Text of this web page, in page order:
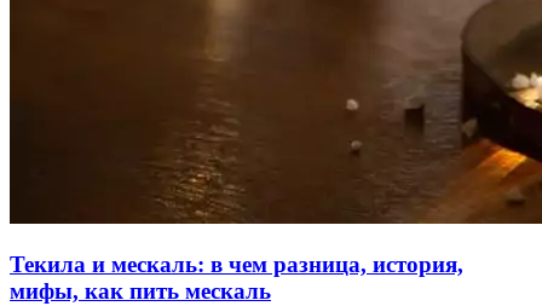
Текила и мескаль: в чем разница, история,
мифы, как пить мескаль